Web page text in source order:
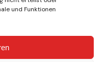
und Funktionen